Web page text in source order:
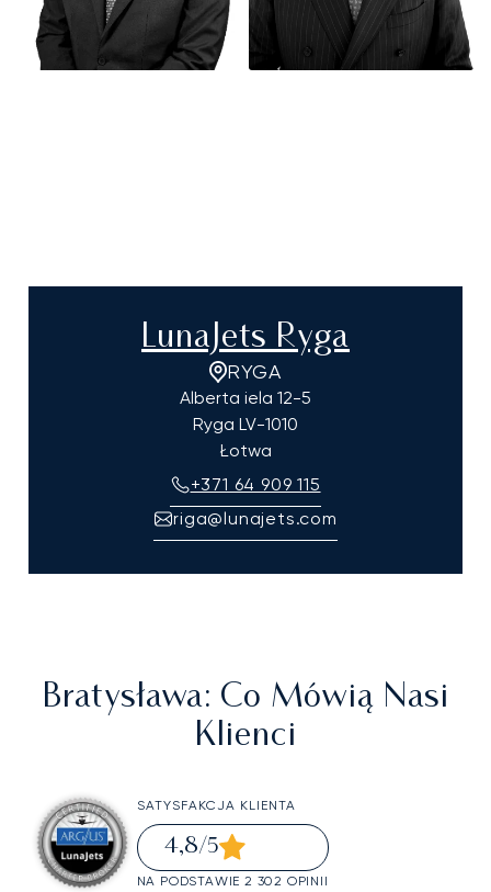
LunaJets Ryga
RYGA
Alberta iela 12-5
Ryga LV-1010
Łotwa
+371 64 909 115
riga@lunajets.com
Bratysława: Co Mówią Nasi
Klienci
SATYSFAKCJA KLIENTA
4,8/5
NA PODSTAWIE 2 302 OPINII